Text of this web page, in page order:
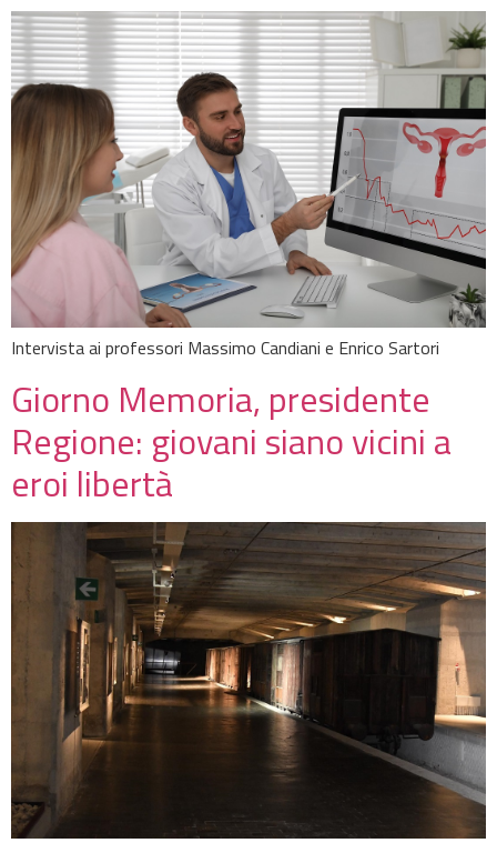
Intervista ai professori Massimo Candiani e Enrico Sartori
Giorno Memoria, presidente
Regione: giovani siano vicini a
eroi libertà